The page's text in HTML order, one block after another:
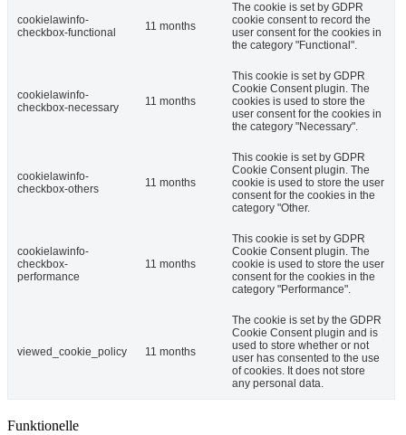
cookielawinfo-
checkbox-functional
11 months
The cookie is set by GDPR
cookie consent to record the
user consent for the cookies in
the category "Functional".
cookielawinfo-
checkbox-necessary
11 months
This cookie is set by GDPR
Cookie Consent plugin. The
cookies is used to store the
user consent for the cookies in
the category "Necessary".
cookielawinfo-
checkbox-others
11 months
This cookie is set by GDPR
Cookie Consent plugin. The
cookie is used to store the user
consent for the cookies in the
category "Other.
cookielawinfo-
checkbox-
performance
11 months
This cookie is set by GDPR
Cookie Consent plugin. The
cookie is used to store the user
consent for the cookies in the
category "Performance".
viewed_cookie_policy 11 months
The cookie is set by the GDPR
Cookie Consent plugin and is
used to store whether or not
user has consented to the use
of cookies. It does not store
any personal data.
Funktionelle